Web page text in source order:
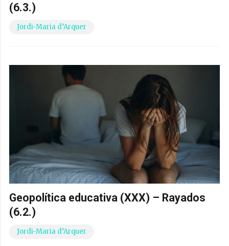
(6.3.)
Jordi-Maria d’Arquer
Geopolítica educativa (XXX) – Rayados
(6.2.)
Jordi-Maria d’Arquer